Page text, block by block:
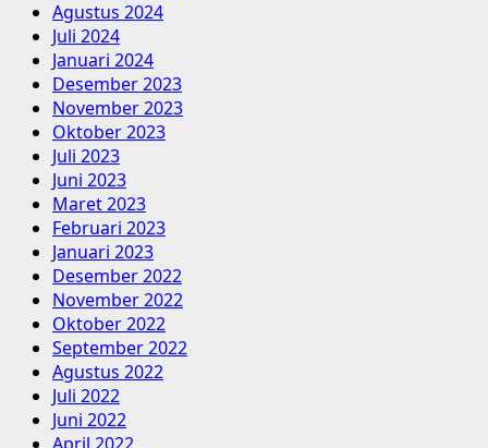
Agustus 2024
Juli 2024
Januari 2024
Desember 2023
November 2023
Oktober 2023
Juli 2023
Juni 2023
Maret 2023
Februari 2023
Januari 2023
Desember 2022
November 2022
Oktober 2022
September 2022
Agustus 2022
Juli 2022
Juni 2022